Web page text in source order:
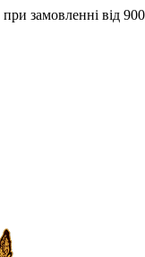
від 900